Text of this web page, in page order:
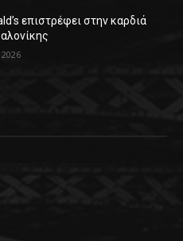
επιστρέφει στην καρδιά